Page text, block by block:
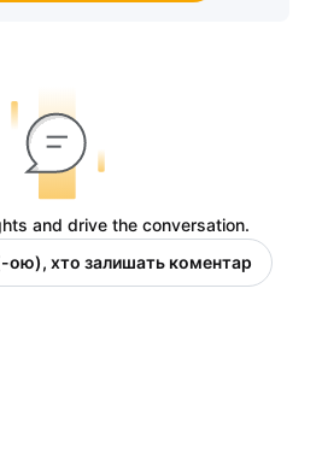
and drive the conversation.
ою), хто залишать коментар